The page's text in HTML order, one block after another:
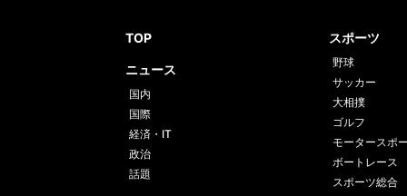
TOP
ニュース
国内
国際
経済・IT
政治
話題
スポーツ
野球
サッカー
大相撲
ゴルフ
モータースポ
ボートレース
スポーツ総合